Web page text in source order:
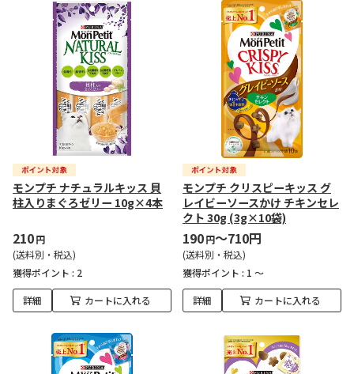
モンプチ ナチュラルキッス 貝
柱入りまぐろゼリー 10g×4本
210円
(送料別・税込)
獲得ポイント : 2
詳細 カートに入れる
モンプチ クリスピーキッス グ
レイビーソースかけ チキンセレ
クト 30g (3g×10袋)
190円～710円
(送料別・税込)
獲得ポイント : 1 ～
詳細 カートに入れる